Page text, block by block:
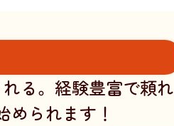
る。経験豊富で頼れ
られます！